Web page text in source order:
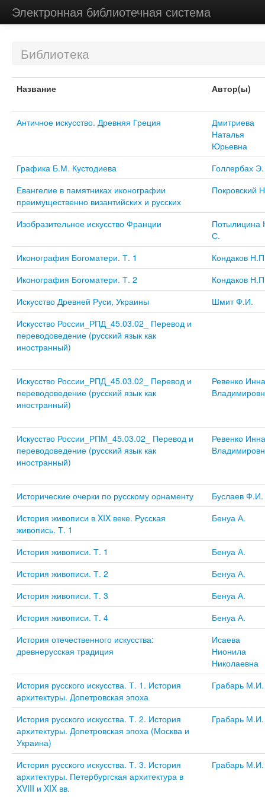
Электронная библиотечная система
Библиотека
Название Автор(ы)
Античное искусство. Древняя Греция
Дмитриева
Наталья
Юрьевна
Графика Б.М. Кустодиева
Голлербах Э.
Евангелие в памятниках иконографии
преимущественно византийских и русских
Покровский
Изобразительное искусство Франции
Потылицина
С.
Иконография Богоматери. Т. 1
Кондаков
Иконография Богоматери. Т. 2
Кондаков
Искусство Древней Руси, Украины
Шмит Ф.И.
Искусство России_РПД_45.03.02_ Перевод и
переводоведение (русский язык как
иностранный)
Искусство России_РПД_45.03.02_ Перевод и
переводоведение (русский язык как
иностранный)
Ревенко Инна
Искусство России_РПМ_45.03.02_ Перевод и
переводоведение (русский язык как
иностранный)
Ревенко Инна
Исторические очерки по русскому орнаменту
Буслаев Ф.И.
История живописи в XIX веке. Русская
живопись. Т. 1
Бенуа А.
История живописи. Т. 1
Бенуа А.
История живописи. Т. 2
Бенуа А.
История живописи. Т. 3
Бенуа А.
История живописи. Т. 4
Бенуа А.
История отечественного искусства:
древнерусская традиция
Исаева
Нионила
Николаевна
История русского искусства. Т. 1. История
архитектуры. Допетровская эпоха
Грабарь М.И.
История русского искусства. Т. 2. История
архитектуры. Допетровская эпоха (Москва и
Украина)
Грабарь М.И.
История русского искусства. Т. 3. История
архитектуры. Петербургская архитектура в
XVIII и XIX вв.
Грабарь М.И.